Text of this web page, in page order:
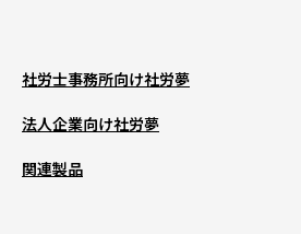
社労士事務所向け社労夢
法人企業向け社労夢
関連製品